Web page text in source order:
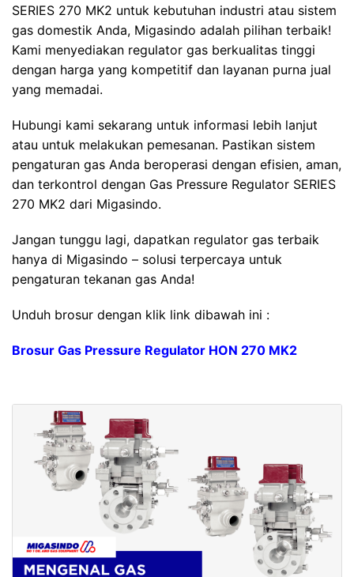
SERIES 270 MK2 untuk kebutuhan industri atau sistem
gas domestik Anda, Migasindo adalah pilihan terbaik!
Kami menyediakan regulator gas berkualitas tinggi
dengan harga yang kompetitif dan layanan purna jual
yang memadai.
Hubungi kami sekarang untuk informasi lebih lanjut
atau untuk melakukan pemesanan. Pastikan sistem
pengaturan gas Anda beroperasi dengan efisien, aman,
dan terkontrol dengan Gas Pressure Regulator SERIES
270 MK2 dari Migasindo.
Jangan tunggu lagi, dapatkan regulator gas terbaik
hanya di Migasindo – solusi terpercaya untuk
pengaturan tekanan gas Anda!
Unduh brosur dengan klik link dibawah ini :
Brosur Gas Pressure Regulator HON 270 MK2